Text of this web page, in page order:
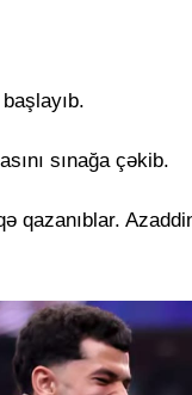
sınağa çəkib.
qazanıblar.